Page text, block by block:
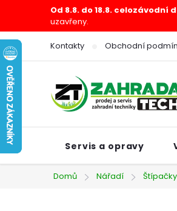
obsah
Od 8.8. do 18.8. celozávodní
uzavřeny.
Kontakty Obchodní
Servis a opravy
Domů Nářadí